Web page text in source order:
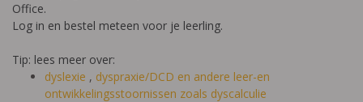
Office.
Log in en bestel meteen voor je leerling.
Tip: lees meer over:
dyslexie , dyspraxie/DCD en andere leer-en
ontwikkelingsstoornissen zoals dyscalculie